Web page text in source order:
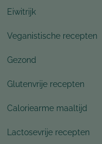
Eiwitrijk
Veganistische recepten
Gezond
Glutenvrije recepten
Caloriearme maaltijd
Lactosevrije recepten